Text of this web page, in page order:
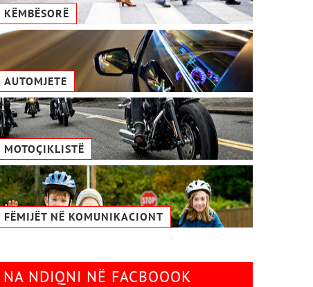
KËMBËSORË
AUTOMJETE
MOTOÇIKLISTË
FËMIJËT NË KOMUNIKACIONТ
NA NDIQNI NË FACBOOOK